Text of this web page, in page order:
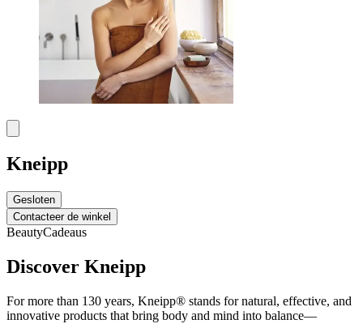
Kneipp
Gesloten
Contacteer de winkel
BeautyCadeaus
Discover Kneipp
For more than 130 years, Kneipp® stands for natural, effective, and
innovative products that bring body and mind into balance—